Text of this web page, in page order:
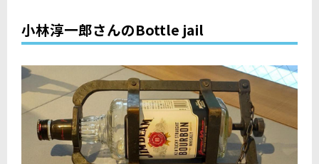
小林淳一郎さんのBottle jail